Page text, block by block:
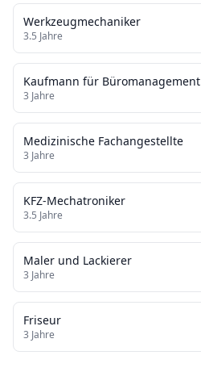
Werkzeugmechaniker
3.5 Jahre
Kaufmann für Büromanagement
3 Jahre
Medizinische Fachangestellte
3 Jahre
KFZ-Mechatroniker
3.5 Jahre
Maler und Lackierer
3 Jahre
Friseur
3 Jahre